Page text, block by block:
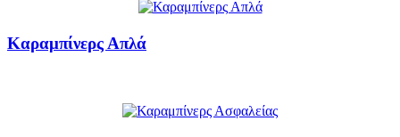
Καραμπίνερς Απλά